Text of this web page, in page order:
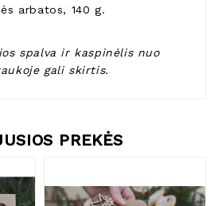
arbatos, 140 g.
spalva ir kaspinėlis nuo
gali skirtis.
PREKĖS